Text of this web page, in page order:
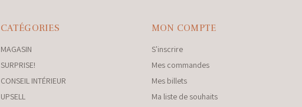
CATÉGORIES
MAGASIN
SURPRISE!
CONSEIL INTÉRIEUR
UPSELL
MON COMPTE
S'inscrire
Mes commandes
Mes billets
Ma liste de souhaits